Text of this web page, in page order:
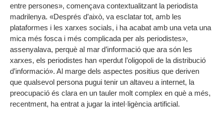
entre persones», començava contextualitzant la periodista
madrilenya. «Després d’això, va esclatar tot, amb les
plataformes i les xarxes socials, i ha acabat amb una veta una
mica més fosca i més complicada per als periodistes»,
assenyalava, perquè al mar d’informació que ara són les
xarxes, els periodistes han «perdut l’oligopoli de la distribució
d’informació». Al marge dels aspectes positius que deriven
que qualsevol persona pugui tenir un altaveu a internet, la
preocupació és clara en un tauler molt complex en què a més,
recentment, ha entrat a jugar la intel·ligència artificial.